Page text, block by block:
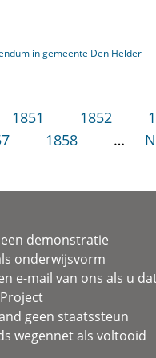
in gemeente Den Helder
1851 1852
1858 …
demonstratie
onderwijsvorm
e-mail van ons als u
geen staatssteun
wegennet als voltooid